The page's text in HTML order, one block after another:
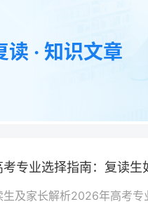
读 · 知识文章
生及家长解析2026年高考